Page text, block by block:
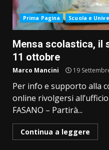
Prima Pagina Scuola e
Mensa scolastica, il
11 ottobre
Marco Mancini 19
Per info e supporto alla
online rivolgersi
FASANO – Partirà...
Continua a leggere